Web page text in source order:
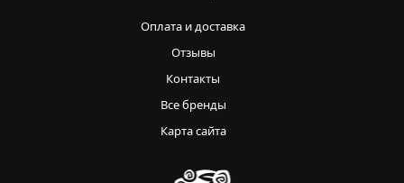
Оплата и доставка
Отзывы
Контакты
Все бренды
Карта сайта